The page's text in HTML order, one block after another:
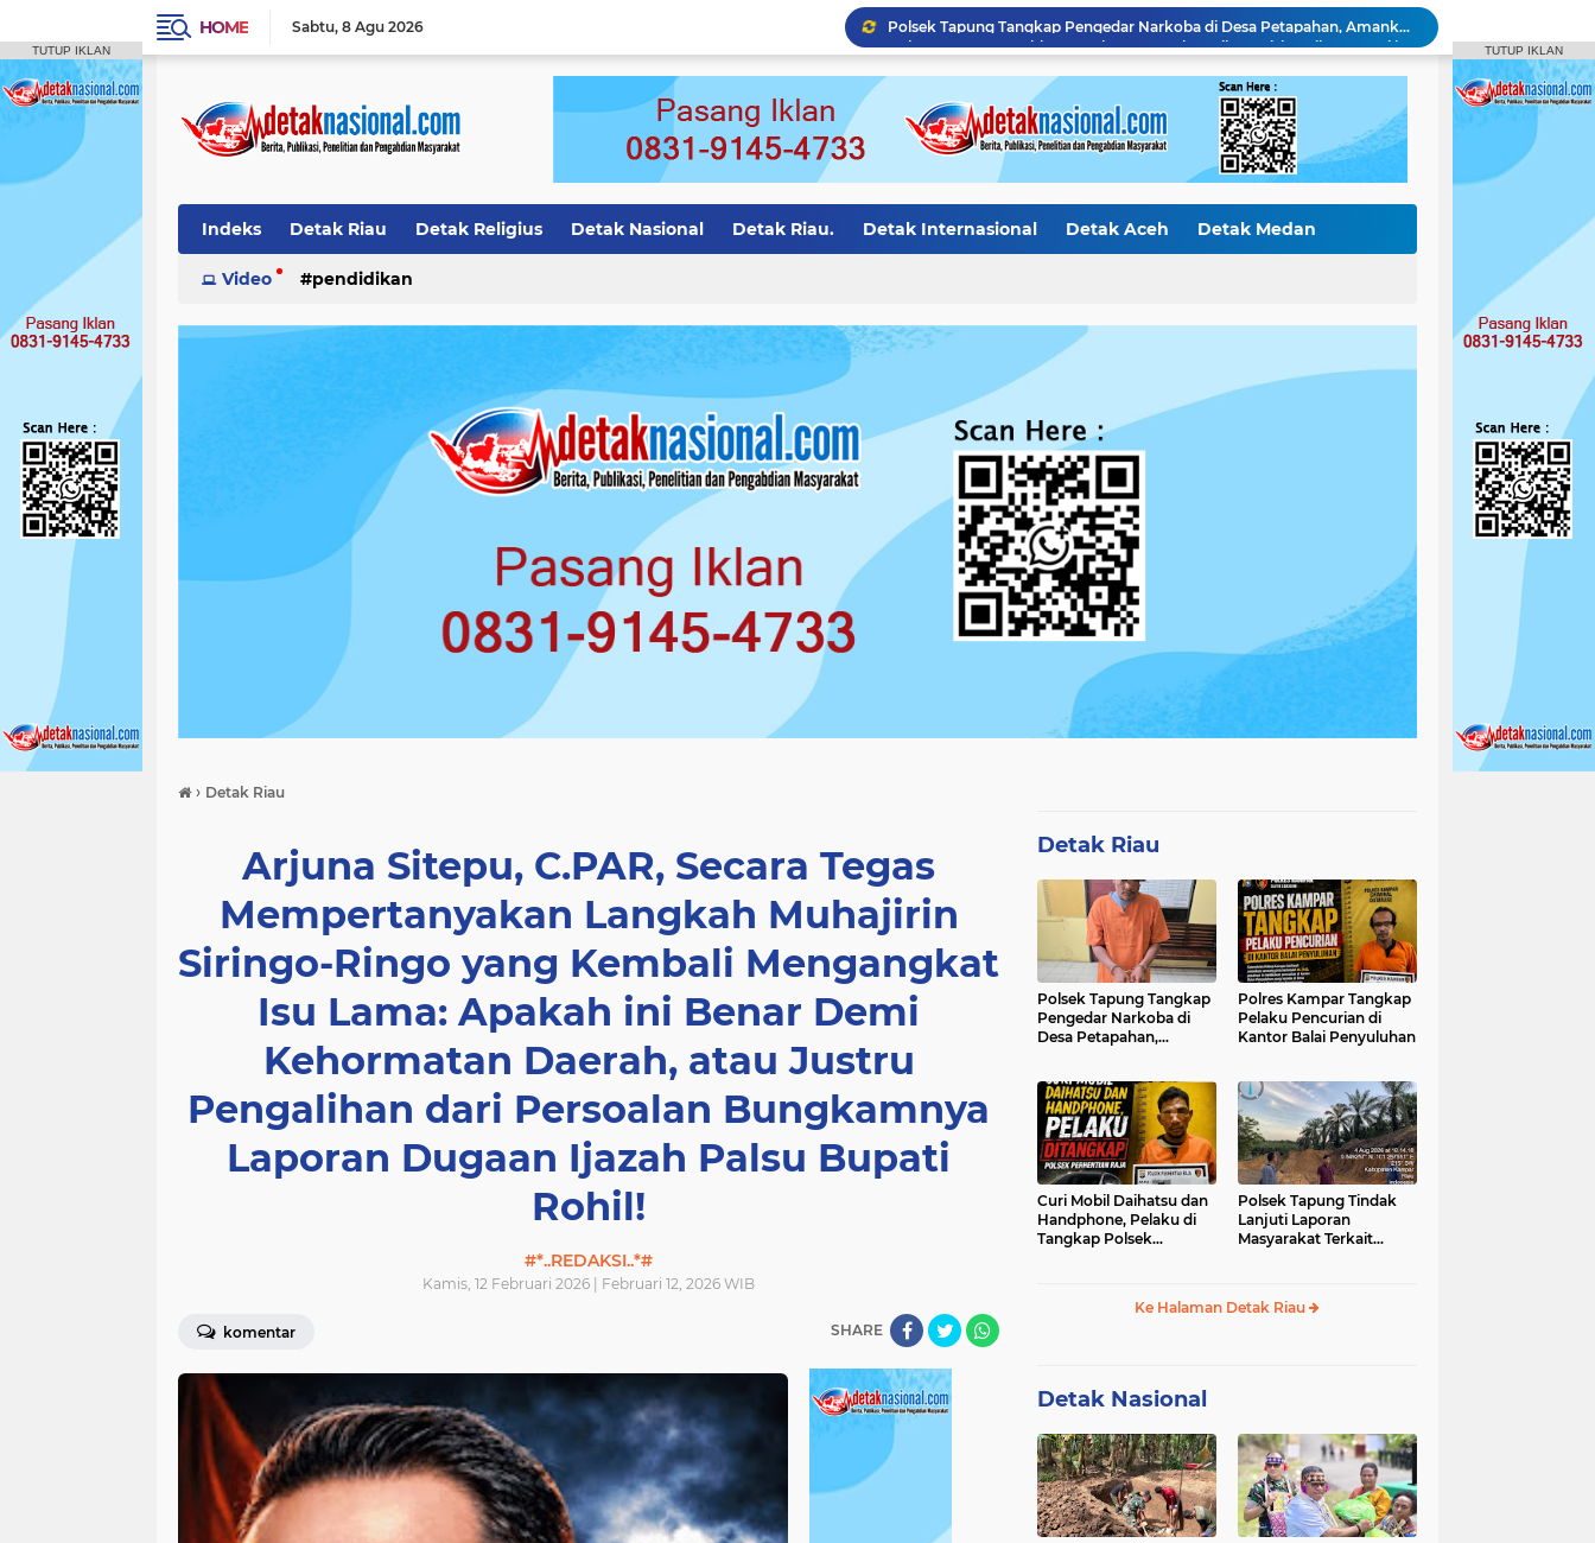
HOME Sabtu 8 Agu 2026
Polres Kampar Serahkan Jembatan Merah Putih Presisi Hasil Renovasi ke Warga Pulau Jambu Kuok
Polres Kampar Tangkap Pelaku Pencurian di Kantor Balai Penyuluhan
Polsek Tapung Tindak Lanjuti Laporan Masyarakat Terkait Penambangan Ilegal di Desa Bencah Kelubi
Identitas Korban Diduga Terjun dari Jembatan Rantau Berangin Terungkap, Tim Gabungan Terus Sisir Sungai Kampar
Amankan 1,95 Gram Sabu dan 2 Butir Ekstasi, Polsek Kampar Kiri Hilir Tangkap Pengedar Usia 26 Tahun
Indeks Detak Riau Detak Religius Detak Nasional Detak Riau. Detak Internasional Detak Aceh Detak Medan
Pendidikan Detak Opini
Publikasi Ilmiah Siak Detak Nasion
Video pendidikan
› Detak Riau
Arjuna Sitepu, C.PAR, Secara Tegas
Mempertanyakan Langkah Muhajirin
Siringo-Ringo yang Kembali Mengangkat
Isu Lama: Apakah ini Benar Demi
Kehormatan Daerah, atau Justru
Pengalihan dari Persoalan Bungkamnya
Laporan Dugaan Ijazah Palsu Bupati
Rohil!
#*..REDAKSI..*#
Kamis, 12 Februari 2026 | Februari 12, 2026 WIB
komentar SHARE
Detak Riau
Polsek Tapung Tangkap
Pengedar Narkoba di
Desa Petapahan,
Polres Kampar Tangkap
Pelaku Pencurian di
Kantor Balai Penyuluhan
Curi Mobil Daihatsu dan
Handphone, Pelaku di
Tangkap Polsek
Polsek Tapung Tindak
Lanjuti Laporan
Masyarakat Terkait
Ke Halaman Detak Riau
Detak Nasional
TUTUP IKLAN TUTUP IKLAN